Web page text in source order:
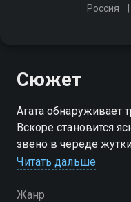
Россия
Сюжет
Агата обнаруживает
Вскоре становится
звено в череде
заставляют Агату и
Читать дальше
Жанр